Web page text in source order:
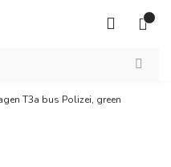
T3a bus Polizei, green